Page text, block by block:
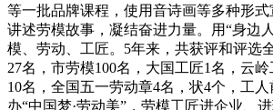
等一批品牌课程，使用音诗画等多种形式
讲述劳模故事，凝结奋进力量。用“身边
模、劳动、工匠。5年来，共获评和评选
27名，市劳模100名，大国工匠1名，云
10名，全国五一劳动章4名，状4个，工
办“中国梦·劳动美”，劳模工匠进企业、